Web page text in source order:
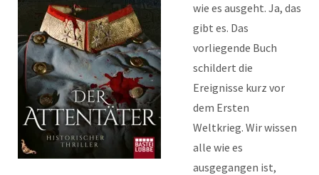
wie es ausgeht. Ja, das
gibt es. Das
vorliegende Buch
schildert die
Ereignisse kurz vor
dem Ersten
Weltkrieg. Wir wissen
alle wie es
ausgegangen ist,